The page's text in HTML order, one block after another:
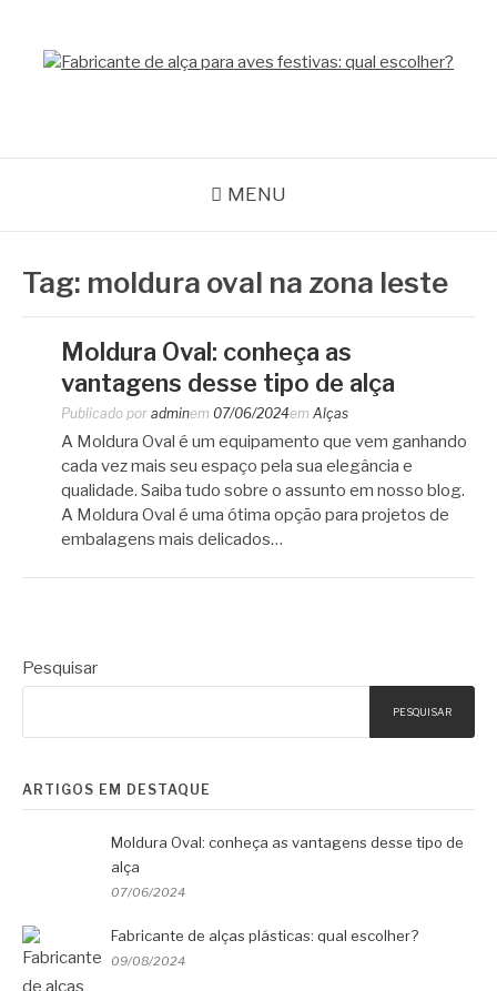
MENU
Tag: moldura oval na zona leste
Moldura Oval: conheça as
vantagens desse tipo de alça
Publicado por adminem 07/06/2024em Alças
A Moldura Oval é um equipamento que vem ganhando
cada vez mais seu espaço pela sua elegância e
qualidade. Saiba tudo sobre o assunto em nosso blog.
A Moldura Oval é uma ótima opção para projetos de
embalagens mais delicados…
Pesquisar
PESQUISAR
ARTIGOS EM DESTAQUE
Moldura Oval: conheça as vantagens desse tipo de
alça
07/06/2024
Fabricante de alças plásticas: qual escolher?
09/08/2024